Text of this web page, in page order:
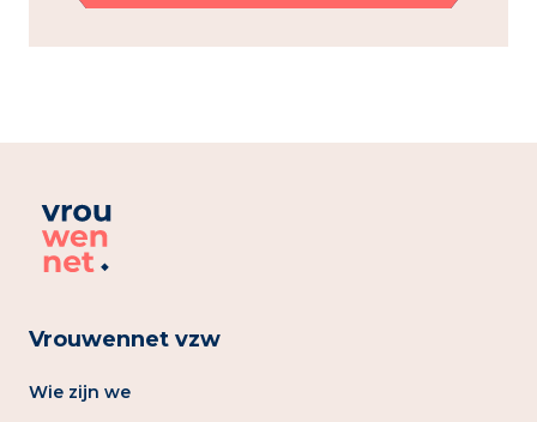
Vrouwennet vzw
Wie zijn we